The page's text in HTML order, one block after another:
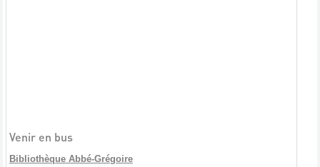
Venir en bus
Bibliothèque Abbé-Grégoire